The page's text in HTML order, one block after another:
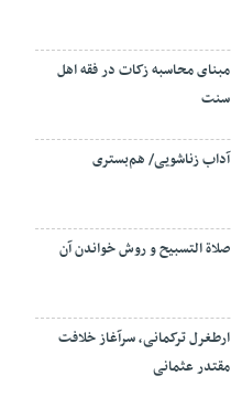
مبنای محاسبه زکات در فقه اهل
سنت
آداب زناشویی/ هم‌بستری
صلاة التسبيح و روش خواندن آن
ارطغرل ترکمانی، سرآغاز خلافت
مقتدر عثمانی